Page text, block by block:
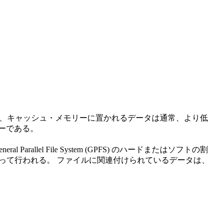
キャッシュ・メモリーに置かれるデータは通常、より低
である。
Parallel File System (GPFS) のハードまたはソフトの割
行われる。 ファイルに関連付けられているデータは、